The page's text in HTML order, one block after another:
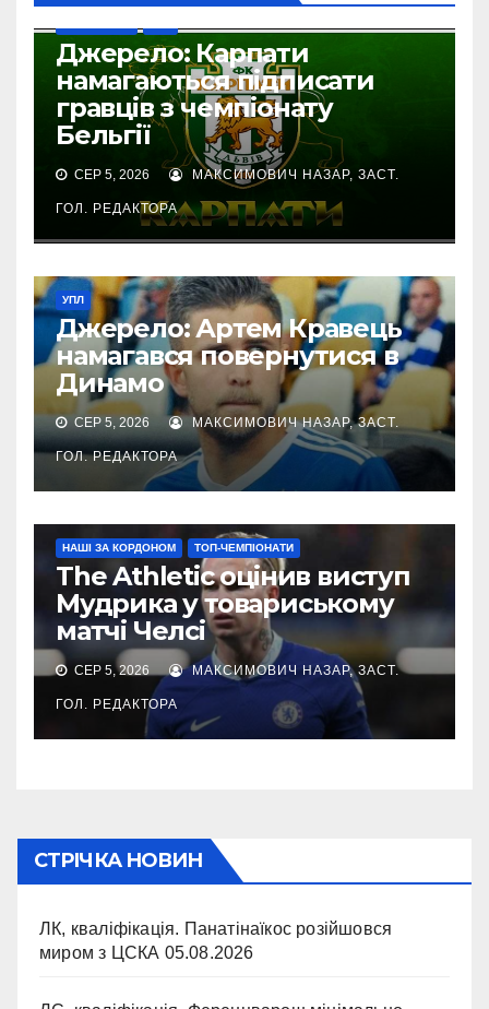
Джерело: Карпати
намагаються підписати
гравців з чемпіонату
Бельгії
СЕР 5, 2026 МАКСИМОВИЧ НАЗАР, ЗАСТ.
ГОЛ. РЕДАКТОРА
УПЛ
Джерело: Артем Кравець
намагався повернутися в
Динамо
СЕР 5, 2026 МАКСИМОВИЧ НАЗАР, ЗАСТ.
ГОЛ. РЕДАКТОРА
НАШІ ЗА КОРДОНОМ ТОП-ЧЕМПІОНАТИ
The Athletic оцінив виступ
Мудрика у товариському
матчі Челсі
СЕР 5, 2026 МАКСИМОВИЧ НАЗАР, ЗАСТ.
ГОЛ. РЕДАКТОРА
СТРІЧКА НОВИН
ЛК, кваліфікація. Панатінаїкос розійшовся
миром з ЦСКА 05.08.2026